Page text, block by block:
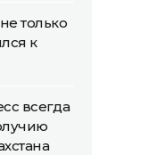
только
к
всегда